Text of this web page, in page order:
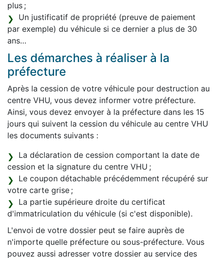
plus ;
Un justificatif de propriété (preuve de paiement
par exemple) du véhicule si ce dernier a plus de 30
ans…
Les démarches à réaliser à la
préfecture
Après la cession de votre véhicule pour destruction au
centre VHU, vous devez informer votre préfecture.
Ainsi, vous devez envoyer à la préfecture dans les 15
jours qui suivent la cession du véhicule au centre VHU
les documents suivants :
La déclaration de cession comportant la date de
cession et la signature du centre VHU ;
Le coupon détachable précédemment récupéré sur
votre carte grise ;
La partie supérieure droite du certificat
d'immatriculation du véhicule (si c'est disponible).
L'envoi de votre dossier peut se faire auprès de
n'importe quelle préfecture ou sous-préfecture. Vous
pouvez aussi adresser votre dossier au service des